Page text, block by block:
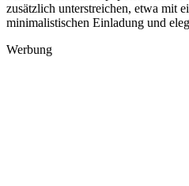
zusätzlich unterstreichen, etwa mit
minimalistischen Einladung und
Werbung